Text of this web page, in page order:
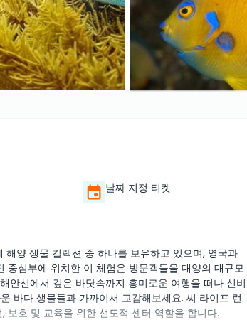
날짜 지정 티켓
양 생물 컬렉션 중 하나를 보유하고 있으며, 영국과
심부에 위치한 이 체험은 방문객들을 대양의 대규모
안선에서 깊은 바닷속까지 흥미로운 여행을 떠나 신비
바다 생물들과 가까이서 교감해보세요. 씨 라이프 런
보호 및 교육을 위한 선도적 센터 역할을 합니다.